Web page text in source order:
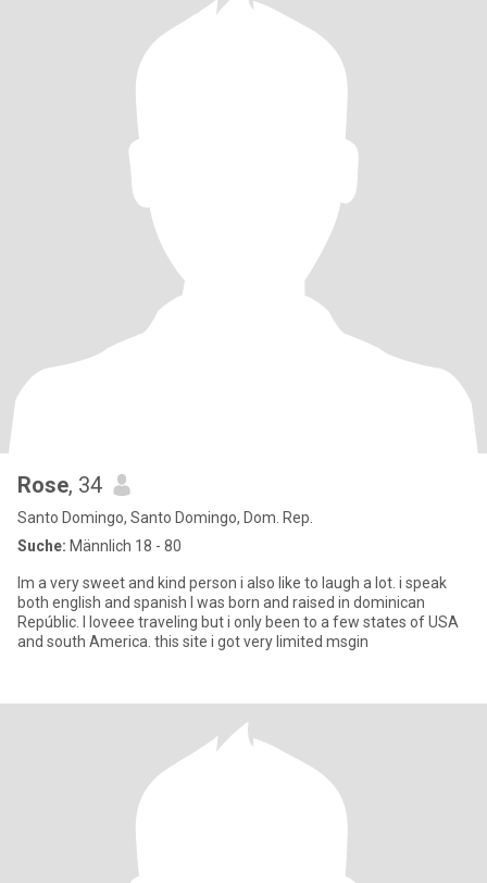
Rose, 34
Santo Domingo, Santo Domingo, Dom. Rep.
Suche: Männlich 18 - 80
Im a very sweet and kind person i also like to laugh a lot. i speak
both english and spanish I was born and raised in dominican
Repúblic. I loveee traveling but i only been to a few states of USA
and south America. this site i got very limited msgin